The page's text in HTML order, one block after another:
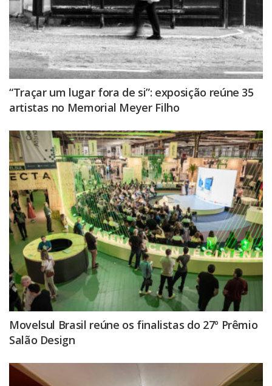
“Traçar um lugar fora de si”: exposição reúne 35
artistas no Memorial Meyer Filho
Movelsul Brasil reúne os finalistas do 27º Prêmio
Salão Design